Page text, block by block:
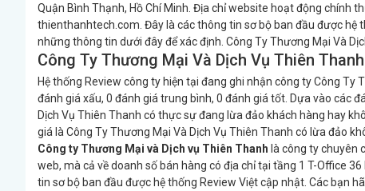
Quận Bình Thạnh, Hồ Chí Minh. Địa chỉ website hoạt động chính
thienthanhtech.com. Đây là các thông tin sơ bộ ban đầu được hệ
những thông tin dưới đây để xác định. Công Ty Thương Mại Và
Công Ty Thương Mại Và Dịch Vụ Thiên
Hệ thống Review công ty hiện tại đang ghi nhận công ty Công
đánh giá xấu, 0 đánh giá trung bình, 0 đánh giá tốt. Dựa vào các
Dịch Vụ Thiên Thanh có thực sự đang lừa đảo khách hàng hay
giá là Công Ty Thương Mại Và Dịch Vụ Thiên Thanh có lừa đảo
Công ty Thương Mại và Dịch vụ Thiên Thanh là công ty chuyên
web, mà cả về doanh số bán hàng có địa chỉ tại tầng 1 T-Office
tin sơ bộ ban đầu được hệ thống Review Việt cập nhật. Các bạn